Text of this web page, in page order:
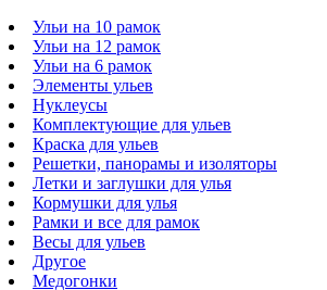
Ульи на 10 рамок
Ульи на 12 рамок
Ульи на 6 рамок
Элементы ульев
Нуклеусы
Комплектующие для ульев
Краска для ульев
Решетки, панорамы и изоляторы
Летки и заглушки для улья
Кормушки для улья
Рамки и все для рамок
Весы для ульев
Другое
Медогонки